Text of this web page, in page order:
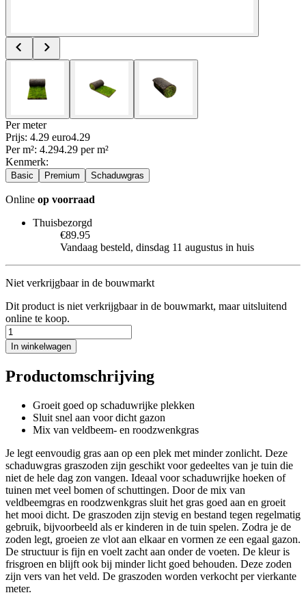
Per meter
Prijs: 4.29 euro4.29
Per m²: 4.294.29 per m²
Kenmerk:
Basic Premium Schaduwgras
Online op voorraad
Thuisbezorgd
€89.95
Vandaag besteld, dinsdag 11 augustus in huis
Niet verkrijgbaar in de bouwmarkt
Dit product is niet verkrijgbaar in de bouwmarkt, maar uitsluitend
online te koop.
In winkelwagen
Productomschrijving
Groeit goed op schaduwrijke plekken
Sluit snel aan voor dicht gazon
Mix van veldbeem- en roodzwenkgras
Je legt eenvoudig gras aan op een plek met minder zonlicht. Deze
schaduwgras graszoden zijn geschikt voor gedeeltes van je tuin die
niet de hele dag zon vangen. Ideaal voor schaduwrijke hoeken of
tuinen met veel bomen of schuttingen. Door de mix van
veldbeemgras en roodzwenkgras sluit het gras goed aan en groeit
het mooi dicht. De graszoden zijn stevig en bestand tegen regelmatig
gebruik, bijvoorbeeld als er kinderen in de tuin spelen. Zodra je de
zoden legt, groeien ze vlot aan elkaar en vormen ze een egaal gazon.
De structuur is fijn en voelt zacht aan onder de voeten. De kleur is
frisgroen en blijft ook bij minder licht goed behouden. Deze zoden
zijn vers van het veld. De graszoden worden verkocht per vierkante
meter.